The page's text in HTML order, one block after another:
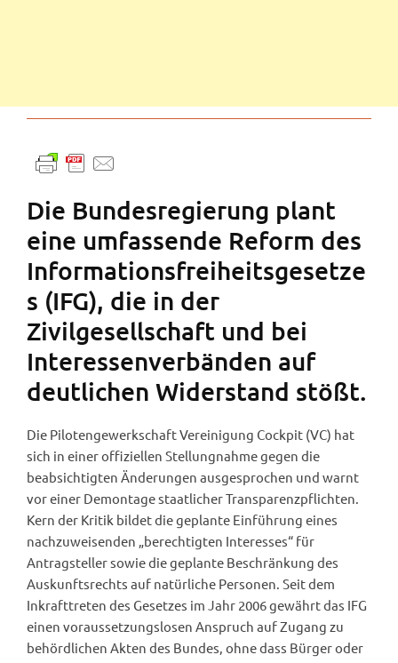
Die Bundesregierung plant
eine umfassende Reform des
Informationsfreiheitsgesetze
s (IFG), die in der
Zivilgesellschaft und bei
Interessenverbänden auf
deutlichen Widerstand stößt.
Die Pilotengewerkschaft Vereinigung Cockpit (VC) hat
sich in einer offiziellen Stellungnahme gegen die
beabsichtigten Änderungen ausgesprochen und warnt
vor einer Demontage staatlicher Transparenzpflichten.
Kern der Kritik bildet die geplante Einführung eines
nachzuweisenden „berechtigten Interesses“ für
Antragsteller sowie die geplante Beschränkung des
Auskunftsrechts auf natürliche Personen. Seit dem
Inkrafttreten des Gesetzes im Jahr 2006 gewährt das IFG
einen voraussetzungslosen Anspruch auf Zugang zu
behördlichen Akten des Bundes, ohne dass Bürger oder